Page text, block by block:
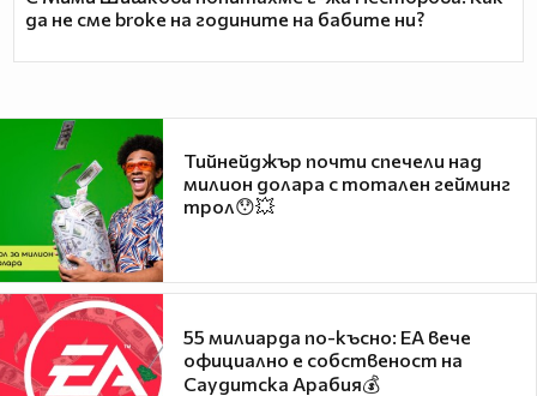
да не сме broke на годините на бабите ни?
Тийнейджър почти спечели над
милион долара с тотален гейминг
трол😯💥
55 милиарда по-късно: EA вече
официално е собственост на
Саудитска Арабия💰